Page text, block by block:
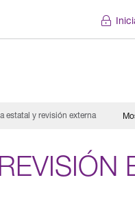
estatal y revisión externa